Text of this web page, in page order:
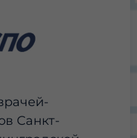
Санкт-